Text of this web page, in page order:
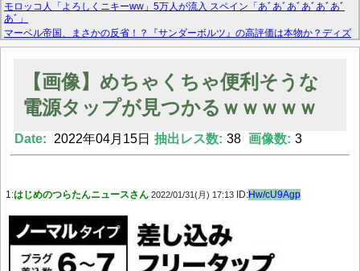
モロッコ人「よろしくニキーww」5万人が流入 スペイン「あﾞあﾞあﾞあﾞあﾞあﾞ
あﾞ」
マーベル帝国、まさかの反省！？『サンダーボルツ』の高評価は本物か？ディズ
ニーCEOの「量より質」宣言の裏で渦巻くファンの本音とMCUの未来を徹底考
【モー娘。石田亜佑美】ファーストテイク出演も新規獲得ならず？北川莉央が1
【画像あり】FacebookとかTwitterで拾ったエロ画像貼ってくよ
【画像】めちゃくちゃ便利そうな
電源タップが見つかるｗｗｗｗｗ
Date: 2022年04月15日 抽出レス数: 38 画像数: 3
1:はじめのつらたんニュースさん 2022/01/31(月) 17:13 ID:Hw/cU9Agp